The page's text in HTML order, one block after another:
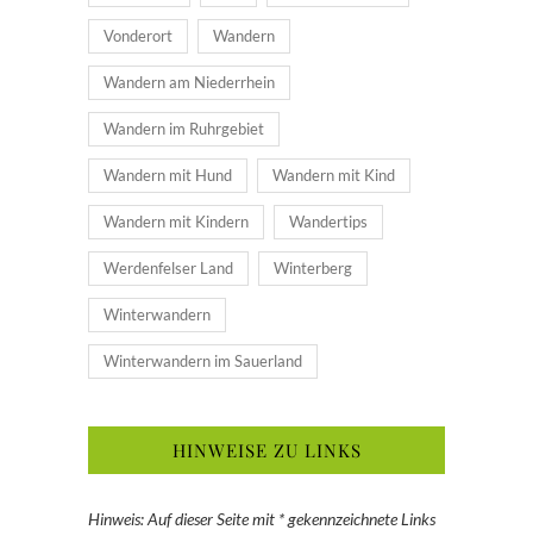
Vonderort Wandern
Wandern am Niederrhein
Wandern im Ruhrgebiet
Wandern mit Hund Wandern mit Kind
Wandern mit Kindern Wandertips
Werdenfelser Land Winterberg
Winterwandern
Winterwandern im Sauerland
HINWEISE ZU LINKS
Hinweis: Auf dieser Seite mit * gekennzeichnete Links